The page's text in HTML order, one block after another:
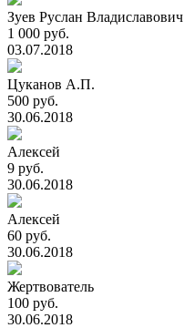
Зуев Руслан Владиславович
1 000 руб.
03.07.2018
Цуканов А.П.
500 руб.
30.06.2018
Алексей
9 руб.
30.06.2018
Алексей
60 руб.
30.06.2018
Жертвователь
100 руб.
30.06.2018